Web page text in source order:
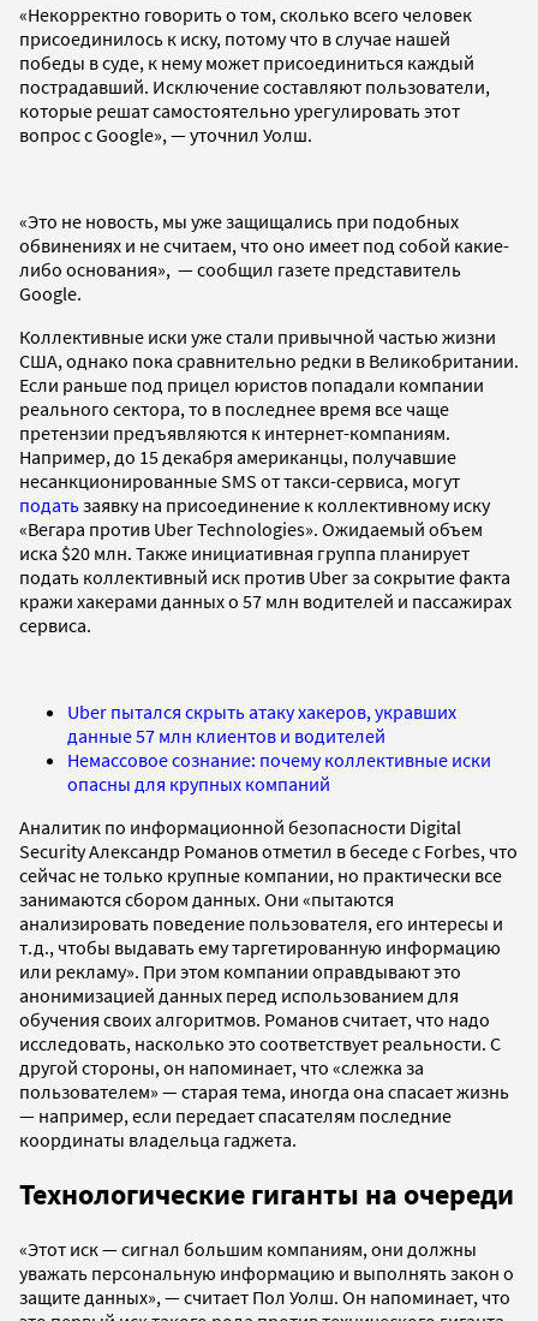
«Некорректно говорить о том, сколько всего человек
присоединилось к иску, потому что в случае нашей
победы в суде, к нему может присоединиться каждый
пострадавший. Исключение составляют пользователи,
которые решат самостоятельно урегулировать этот
вопрос с Google», — уточнил Уолш.
«Это не новость, мы уже защищались при подобных
обвинениях и не считаем, что оно имеет под собой какие-
либо основания», — сообщил газете представитель
Google.
Коллективные иски уже стали привычной частью жизни
США, однако пока сравнительно редки в Великобритании.
Если раньше под прицел юристов попадали компании
реального сектора, то в последнее время все чаще
претензии предъявляются к интернет-компаниям.
Например, до 15 декабря американцы, получавшие
несанкционированные SMS от такси-сервиса, могут
податьзаявку на присоединение к коллективному иску
«Вегара против Uber Technologies». Ожидаемый объем
иска $20 млн. Также инициативная группа планирует
подать коллективный иск против Uber за сокрытие факта
кражи хакерами данных о 57 млн водителей и пассажирах
сервиса.
Uber пытался скрыть атаку хакеров, укравших
данные 57 млн клиентов и водителей
Немассовое сознание: почему коллективные иски
опасны для крупных компаний
Аналитик по информационной безопасности Digital
Security Александр Романов отметил в беседе с Forbes, что
сейчас не только крупные компании, но практически все
занимаются сбором данных. Они «пытаются
анализировать поведение пользователя, его интересы и
т.д., чтобы выдавать ему таргетированную информацию
или рекламу». При этом компании оправдывают это
анонимизацией данных перед использованием для
обучения своих алгоритмов. Романов считает, что надо
исследовать, насколько это соответствует реальности. С
другой стороны, он напоминает, что «слежка за
пользователем» — старая тема, иногда она спасает жизнь
— например, если передает спасателям последние
координаты владельца гаджета.
Технологические гиганты на очереди
«Этот иск — сигнал большим компаниям, они должны
уважать персональную информацию и выполнять закон о
защите данных», — считает Пол Уолш. Он напоминает, что